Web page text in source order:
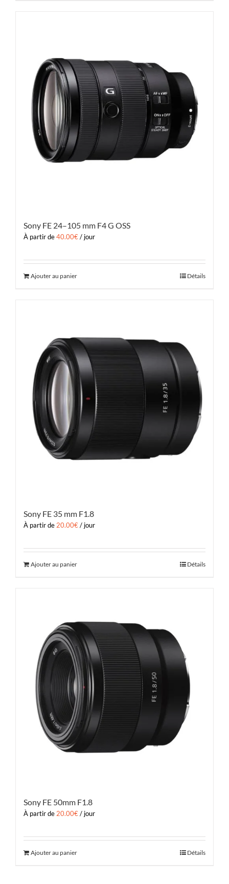
Sony FE 24–105 mm F4 G OSS
À partir de40.00€/ jour
Ajouter au panier Détails
Sony FE 35 mm F1.8
À partir de20.00€/ jour
Ajouter au panier Détails
Sony FE 50mm F1.8
À partir de20.00€/ jour
Ajouter au panier Détails